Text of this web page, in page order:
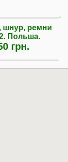
шнур, ремни
Польша.
грн.